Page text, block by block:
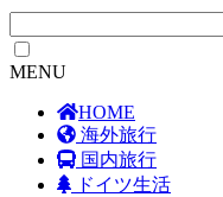
MENU
HOME
海外旅行
国内旅行
ドイツ生活